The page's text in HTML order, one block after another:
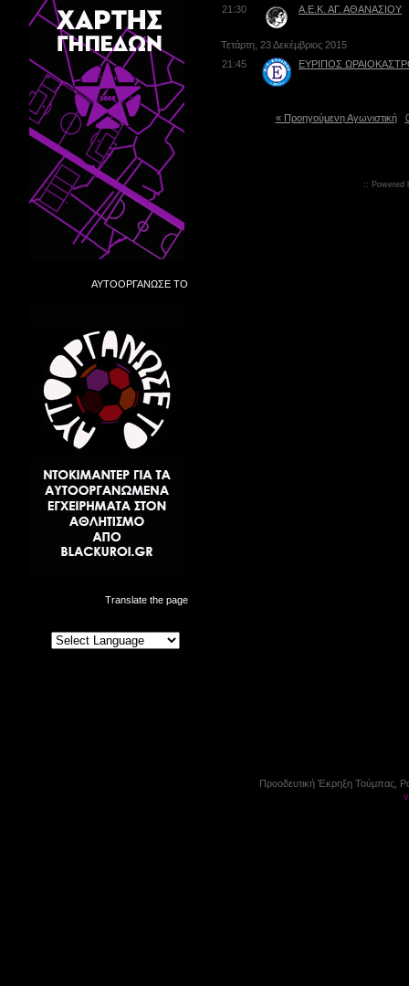
ΑΥΤΟΟΡΓΑΝΩΣΕ ΤΟ
Translate the page
21:30 Α.Ε.Κ. ΑΓ. ΑΘΑΝΑΣΙΟΥ
Τετάρτη, 23 Δεκέμβριος 2015
21:45
ΕΥΡΙΠΟΣ
« Προηγούμενη Αγωνιστική
:: Powered
Προοδευτική Έκρηξη Τούμπας,